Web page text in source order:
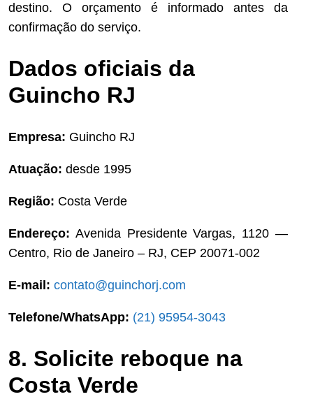
destino. O orçamento é informado antes da
confirmação do serviço.
Dados oficiais da
Guincho RJ
Empresa: Guincho RJ
Atuação: desde 1995
Região: Costa Verde
Endereço: Avenida Presidente Vargas, 1120 —
Centro, Rio de Janeiro – RJ, CEP 20071-002
E-mail: contato@guinchorj.com
Telefone/WhatsApp: (21) 95954-3043
8. Solicite reboque na
Costa Verde